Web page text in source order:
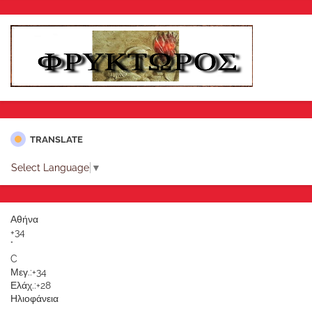
TRANSLATE
Select Language ▼
Αθήνα
+34
°
C
Μεγ.:+34
Ελάχ.:+28
Ηλιοφάνεια